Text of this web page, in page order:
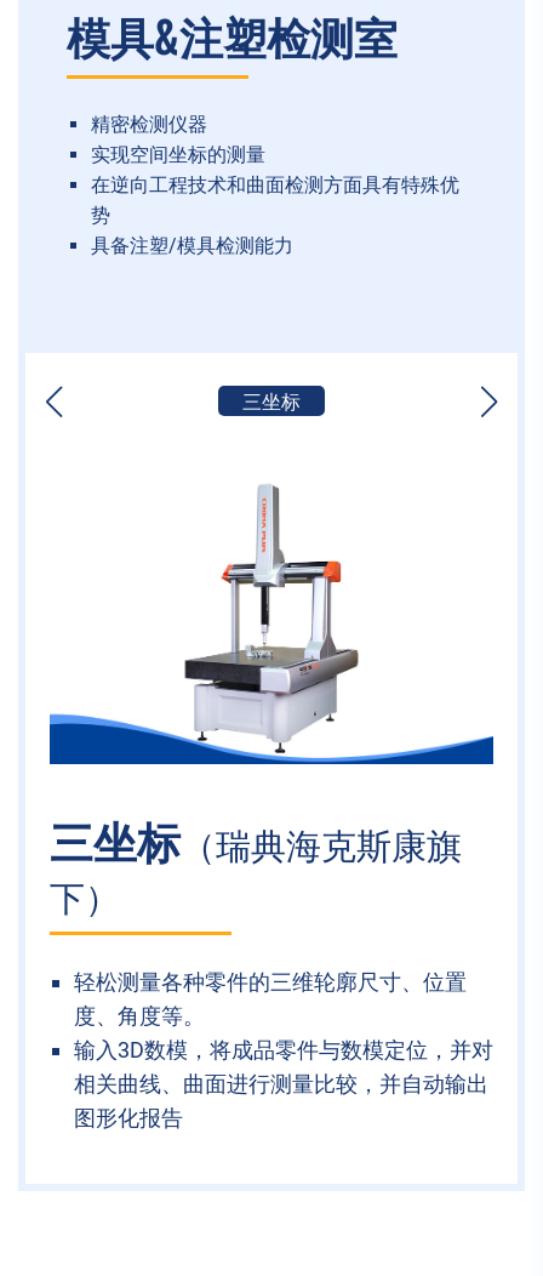
模具&注塑检测室
精密检测仪器
实现空间坐标的测量
在逆向工程技术和曲面检测方面具有特殊优
势
具备注塑/模具检测能力
三坐标
三坐标（瑞典海克斯康旗
下）
轻松测量各种零件的三维轮廓尺寸、位置
度、角度等。
输入3D数模，将成品零件与数模定位，并对
相关曲线、曲面进行测量比较，并自动输出
图形化报告